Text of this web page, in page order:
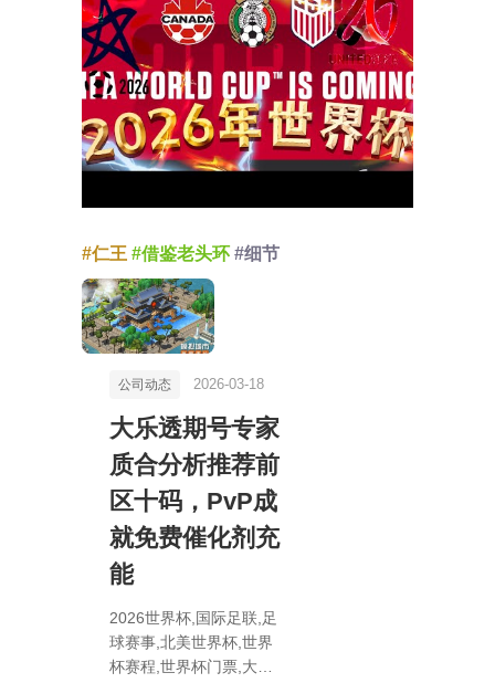
#仁王 #借鉴老头环 #细节
公司动态 2026-03-18
大乐透期号专家
质合分析推荐前
区十码，PvP成
就免费催化剂充
能
2026世界杯,国际足联,足
球赛事,北美世界杯,世界
杯赛程,世界杯门票,大乐